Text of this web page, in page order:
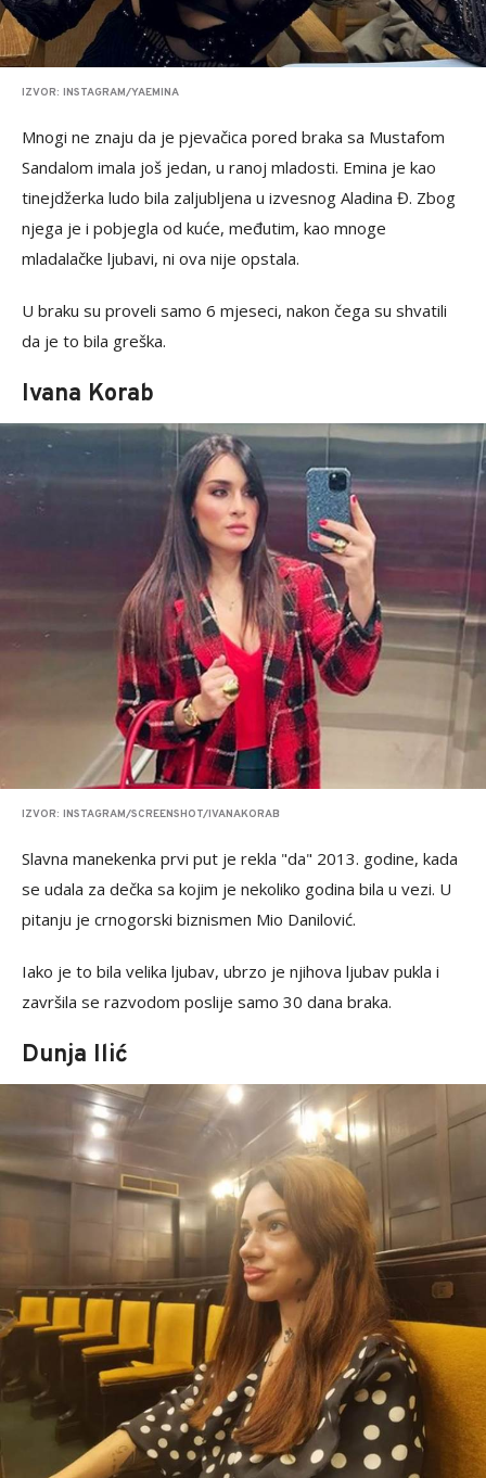
IZVOR: INSTAGRAM/YAEMINA
Mnogi ne znaju da je pjevačica pored braka sa Mustafom
Sandalom imala još jedan, u ranoj mladosti. Emina je kao
tinejdžerka ludo bila zaljubljena u izvesnog Aladina Đ. Zbog
njega je i pobjegla od kuće, međutim, kao mnoge
mladalačke ljubavi, ni ova nije opstala.
U braku su proveli samo 6 mjeseci, nakon čega su shvatili
da je to bila greška.
Ivana Korab
IZVOR: INSTAGRAM/SCREENSHOT/IVANAKORAB
Slavna manekenka prvi put je rekla "da" 2013. godine, kada
se udala za dečka sa kojim je nekoliko godina bila u vezi. U
pitanju je crnogorski biznismen Mio Danilović.
Iako je to bila velika ljubav, ubrzo je njihova ljubav pukla i
završila se razvodom poslije samo 30 dana braka.
Dunja Ilić